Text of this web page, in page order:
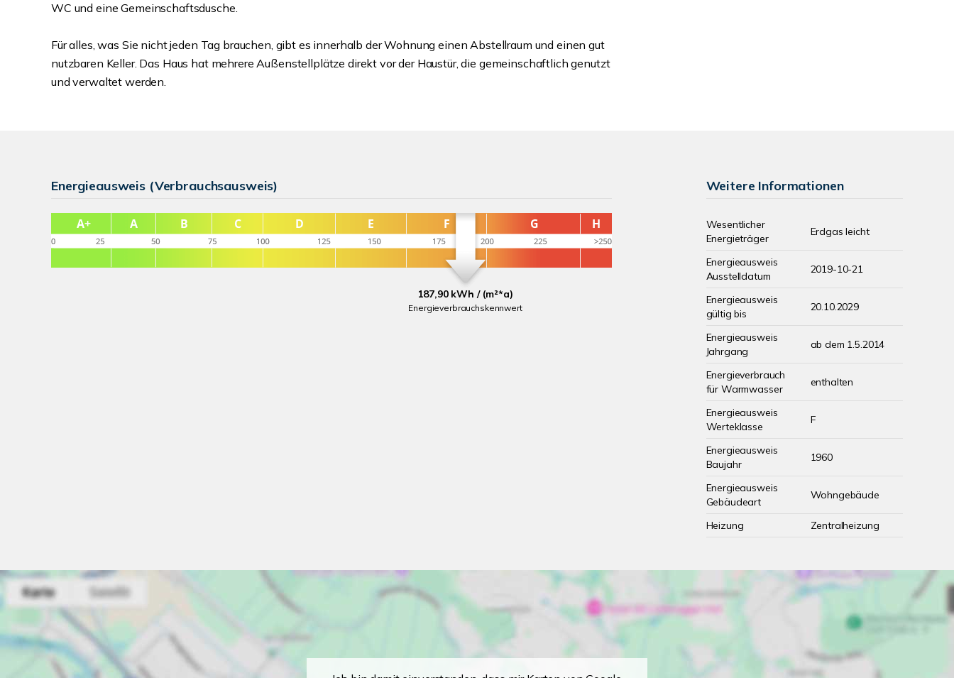
WC und eine Gemeinschaftsdusche.
Für alles, was Sie nicht jeden Tag brauchen, gibt es innerhalb der Wohnung einen Abstellraum und einen gut
nutzbaren Keller. Das Haus hat mehrere Außenstellplätze direkt vor der Haustür, die gemeinschaftlich genutzt
und verwaltet werden.
Energieausweis (Verbrauchsausweis)
187,90 kWh / (m²*a)
Energieverbrauchskennwert
Weitere Informationen
Wesentlicher
Energieträger
Erdgas leicht
Energieausweis
Ausstelldatum
2019-10-21
Energieausweis
gültig bis
20.10.2029
Energieausweis
Jahrgang
ab dem 1.5.2014
Energieverbrauch
für Warmwasser
enthalten
Energieausweis
Werteklasse
F
Energieausweis
Baujahr
1960
Energieausweis
Gebäudeart
Wohngebäude
Heizung Zentralheizung